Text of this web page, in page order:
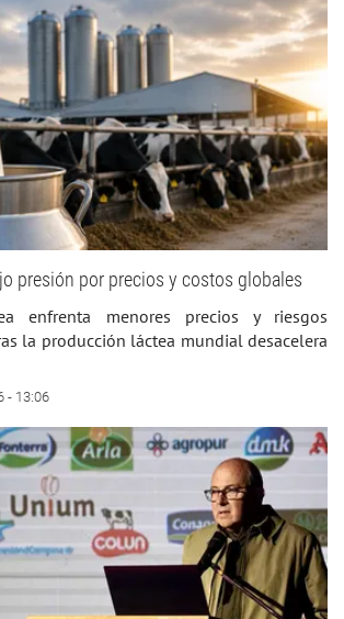
presión por precios y costos globales
enfrenta menores precios y riesgos
la producción láctea mundial desacelera
- 13:06